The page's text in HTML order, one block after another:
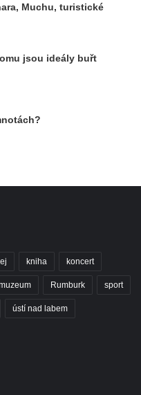
Muchu, turistické
jsou ideály buřt
kniha koncert
Rumburk sport
ústí nad labem